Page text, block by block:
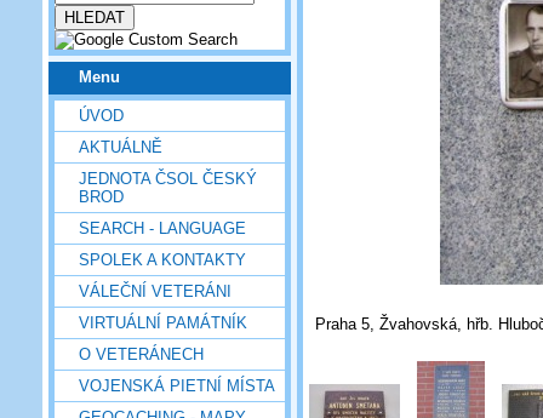
Menu
ÚVOD
AKTUÁLNĚ
JEDNOTA ČSOL ČESKÝ
BROD
SEARCH - LANGUAGE
SPOLEK A KONTAKTY
VÁLEČNÍ VETERÁNI
VIRTUÁLNÍ PAMÁTNÍK
O VETERÁNECH
VOJENSKÁ PIETNÍ MÍSTA
Praha 5, Žvahovská, hřb.